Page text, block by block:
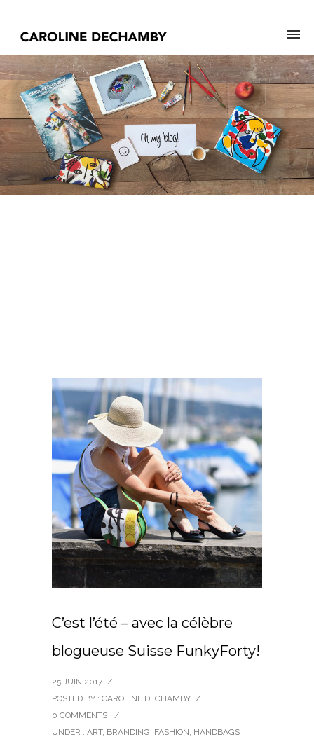
C’est l’été – avec la célèbre
blogueuse Suisse FunkyForty!
25 JUIN 2017 /
POSTED BY : CAROLINE DECHAMBY /
0 COMMENTS
/
UNDER : ART, BRANDING, FASHION, HANDBAGS